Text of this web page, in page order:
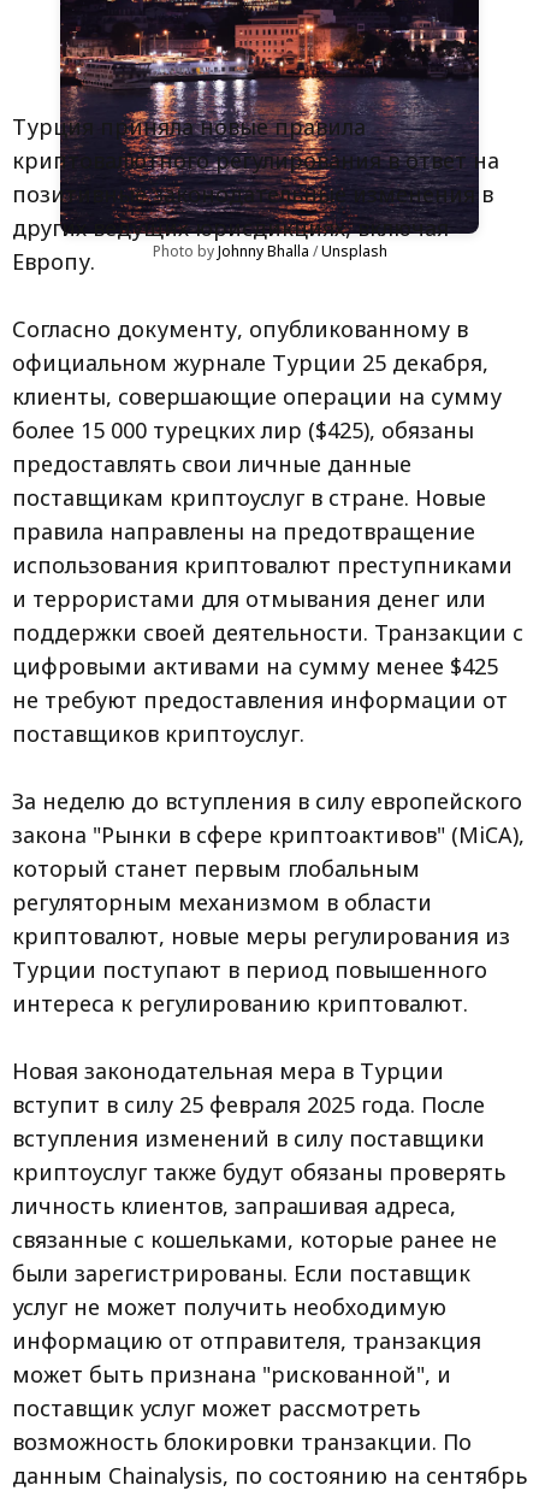
Photo by Johnny Bhalla / Unsplash
Турция приняла новые правила
криптовалютного регулирования в ответ на
позитивные законодательные изменения в
других ведущих юрисдикциях, включая
Европу.
Согласно документу, опубликованному в
официальном журнале Турции 25 декабря,
клиенты, совершающие операции на сумму
более 15 000 турецких лир ($425), обязаны
предоставлять свои личные данные
поставщикам криптоуслуг в стране. Новые
правила направлены на предотвращение
использования криптовалют преступниками
и террористами для отмывания денег или
поддержки своей деятельности. Транзакции с
цифровыми активами на сумму менее $425
не требуют предоставления информации от
поставщиков криптоуслуг.
За неделю до вступления в силу европейского
закона "Рынки в сфере криптоактивов" (MiCA),
который станет первым глобальным
регуляторным механизмом в области
криптовалют, новые меры регулирования из
Турции поступают в период повышенного
интереса к регулированию криптовалют.
Новая законодательная мера в Турции
вступит в силу 25 февраля 2025 года. После
вступления изменений в силу поставщики
криптоуслуг также будут обязаны проверять
личность клиентов, запрашивая адреса,
связанные с кошельками, которые ранее не
были зарегистрированы. Если поставщик
услуг не может получить необходимую
информацию от отправителя, транзакция
может быть признана "рискованной", и
поставщик услуг может рассмотреть
возможность блокировки транзакции. По
данным Chainalysis, по состоянию на сентябрь